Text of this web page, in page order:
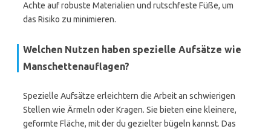
Achte auf robuste Materialien und rutschfeste Füße, um
das Risiko zu minimieren.
Welchen Nutzen haben spezielle Aufsätze wie
Manschettenauflagen?
Spezielle Aufsätze erleichtern die Arbeit an schwierigen
Stellen wie Ärmeln oder Kragen. Sie bieten eine kleinere,
geformte Fläche, mit der du gezielter bügeln kannst. Das